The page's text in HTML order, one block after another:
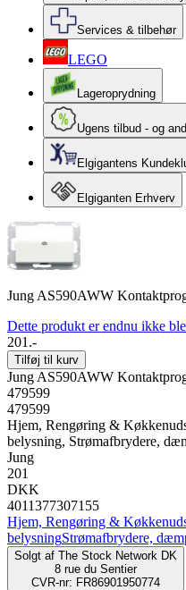
Services & tilbehør
LEGO
Lageroprydning
Ugens tilbud - og
Elgigantens
Elgiganten Erhverv
Jung AS590AWW
Dette produkt er endnu ikke
201.-
Tilføj til kurv
Jung AS590AWW
479599
479599
Hjem, Rengøring &
belysning, Strømafbrydere,
Jung
201
DKK
4011377307155
Hjem, Rengøring &
belysningStrømafbrydere,
Solgt af The Stock Network DK
8 rue du Sentier
CVR-nr: FR86901950774